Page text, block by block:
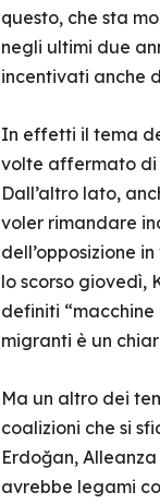
questo, che sta
negli ultimi due
incentivati anche
In effetti il tema
volte affermato di
Dall’altro lato,
voler rimandare
dell’opposizione
lo scorso giovedì,
definiti
migranti è un
Ma un altro dei
coalizioni che si
Erdoğan,
avrebbe legami